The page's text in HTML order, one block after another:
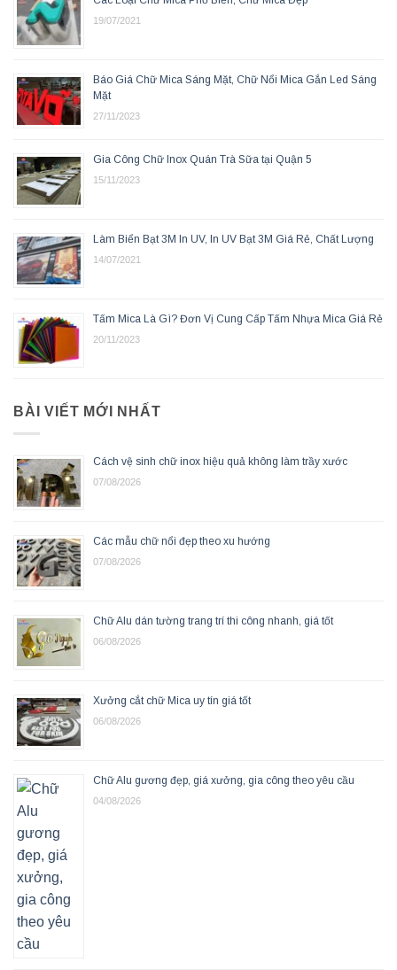
19/07/2021
Báo Giá Chữ Mica Sáng Mặt, Chữ Nổi Mica Gắn Led Sáng
Mặt
27/11/2023
Gia Công Chữ Inox Quán Trà Sữa tại Quận 5
15/11/2023
Làm Biển Bạt 3M In UV, In UV Bạt 3M Giá Rẻ, Chất Lượng
14/07/2021
Tấm Mica Là Gì? Đơn Vị Cung Cấp Tấm Nhựa Mica Giá Rẻ
20/11/2023
BÀI VIẾT MỚI NHẤT
Cách vệ sinh chữ inox hiệu quả không làm trầy xước
07/08/2026
Các mẫu chữ nổi đẹp theo xu hướng
07/08/2026
Chữ Alu dán tường trang trí thi công nhanh, giá tốt
06/08/2026
Xưởng cắt chữ Mica uy tín giá tốt
06/08/2026
Chữ Alu gương đẹp, giá xưởng, gia công theo yêu cầu
04/08/2026